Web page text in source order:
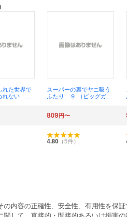
れた世界で
れない フ
スーパーの裏でヤニ吸う
ふたり ９ （ビッグガン
809円〜
4.80 （5件）
内容の正確性、安全性、有用性を保証